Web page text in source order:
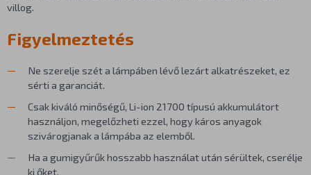
villog.
Figyelmeztetés
Ne szerelje szét a lámpáben lévő lezárt alkatrészeket, ez
sérti a garanciát.
Csak kiváló minőségű, Li-ion 21700 típusú akkumulátort
használjon, megelőzheti ezzel, hogy káros anyagok
szivárogjanak a lámpába az elemből.
Ha a gumigyűrűk hosszabb használat után sérültek, cserélje
ki őket.